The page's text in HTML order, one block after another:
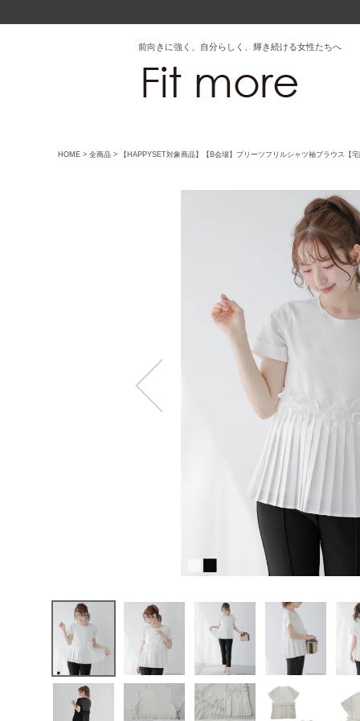
前向きに強く、自分らしく、輝き続ける女性たちへ
HOME 全商品 【HAPPYSET対象商品】【B会場】プリーツフリルシャツ袖ブラウス【